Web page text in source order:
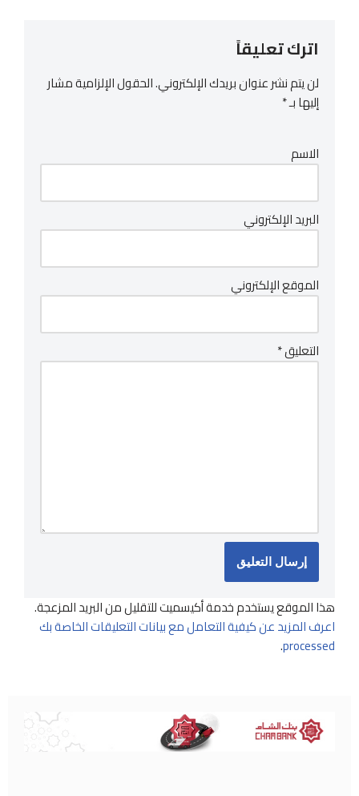
اترك تعليقاً
لن يتم نشر عنوان بريدك الإلكتروني.الحقول الإلزامية مشار
إليها بـ*
الاسم
البريد الإلكتروني
الموقع الإلكتروني
التعليق*
هذا الموقع يستخدم خدمة أكيسميت للتقليل من البريد المزعجة.
اعرف المزيد عن كيفية التعامل مع بيانات التعليقات الخاصة بك
processed
.